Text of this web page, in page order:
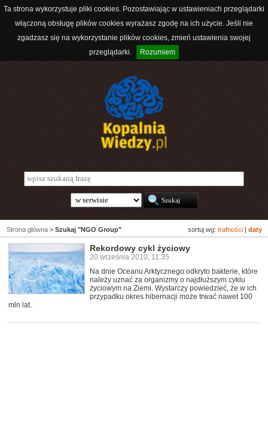
Ta strona wykorzystuje pliki cookies. Pozostawiając w ustawieniach przeglądarki
włączoną obsługę plików cookies wyrażasz zgodę na ich użycie. Jeśli nie
zgadzasz się na wykorzystanie plików cookies, zmień ustawienia swojej
przeglądarki.
Rozumiem
sortuj wg: trafności daty
Strona główna > Szukaj "NGO Group"
Rekordowy cykl życiowy
20 września 2010, 11:35
Na dnie Oceanu Arktycznego odkryto bakterie, które
należy uznać za organizmy o najdłuższym cyklu
życiowym na Ziemi. Wystarczy powiedzieć, że w ich
przypadku okres hibernacji może trwać nawet 100
mln lat.